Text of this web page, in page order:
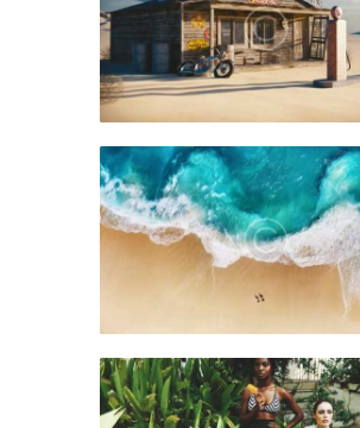
News febrero 18, 2019
News febrero 14, 2019